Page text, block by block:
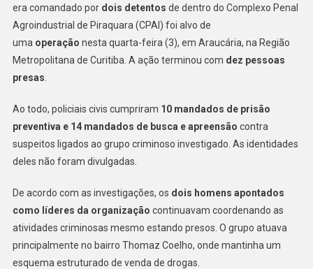
Por
Presos
Em
Piraquara
É
Alvo
Capturados
era comandado por dois detentos de dentro do Complexo Penal
Agroindustrial de Piraquara (CPAI) foi alvo de
uma operação nesta quarta-feira (3), em Araucária, na Região
Metropolitana de Curitiba. A ação terminou com dez pessoas
presas
Ao todo, policiais civis cumpriram 10 mandados de prisão
preventiva e 14 mandados de busca e apreensão contra
suspeitos ligados ao grupo criminoso investigado. As identidades
deles não foram divulgadas.
De acordo com as investigações, os dois homens apontados
como líderes da organização continuavam coordenando as
atividades criminosas mesmo estando presos. O grupo atuava
principalmente no bairro Thomaz Coelho, onde mantinha um
esquema estruturado de venda de drogas.